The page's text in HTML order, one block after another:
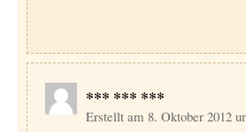
*** *** ***
Erstellt am 8. Oktober 2012